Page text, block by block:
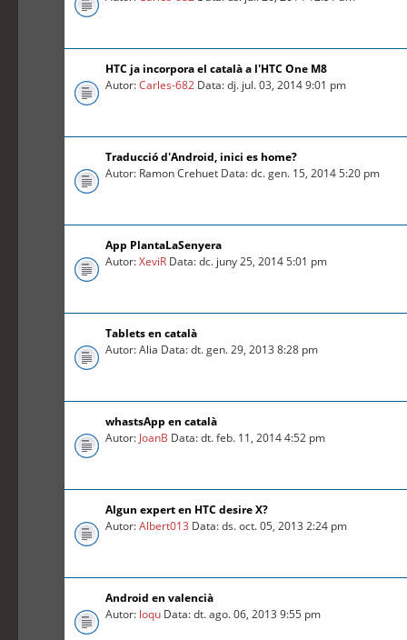
HTC ja incorpora el català a l'HTC One M8
Autor:Carles-682 Data: dj. jul. 03, 2014 9:01 pm
Traducció d'Android, inici es home?
Autor: Ramon Crehuet Data: dc. gen. 15, 2014 5:20 pm
App PlantaLaSenyera
Autor:XeviR Data: dc. juny 25, 2014 5:01 pm
Tablets en català
Autor: Alia Data: dt. gen. 29, 2013 8:28 pm
whastsApp en català
Autor: JoanB Data: dt. feb. 11, 2014 4:52 pm
Algun expert en HTC desire X?
Autor:Albert013 Data: ds. oct. 05, 2013 2:24 pm
Android en valencià
Autor: loqu Data: dt. ago. 06, 2013 9:55 pm